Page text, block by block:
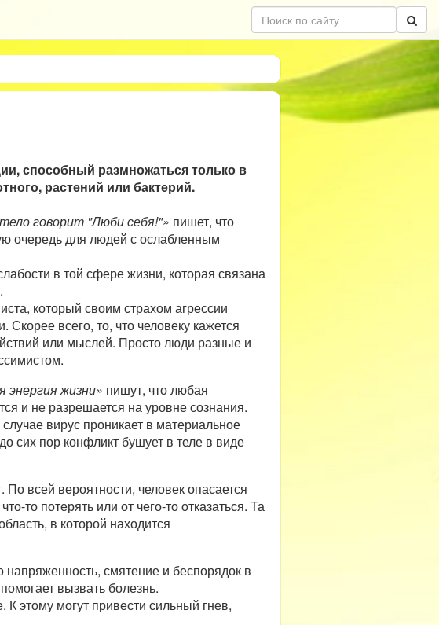
способный размножаться только в
растений или бактерий.
говорит "Люби себя!"» пишет, что
очередь для людей с ослабленным
в той сфере жизни, которая связана
который своим страхом агрессии
всего, то, что человеку кажется
или мыслей. Просто люди разные и
энергия жизни» пишут, что любая
и не разрешается на уровне сознания.
вирус проникает в материальное
сих пор конфликт бушует в теле в виде
всей вероятности, человек опасается
то потерять или от чего-то отказаться. Та
в которой находится
напряженность, смятение и беспорядок в
вызвать болезнь.
этому могут привести сильный гнев,